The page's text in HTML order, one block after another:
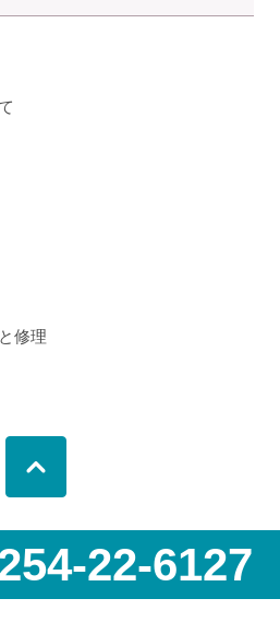
修理
22-6127